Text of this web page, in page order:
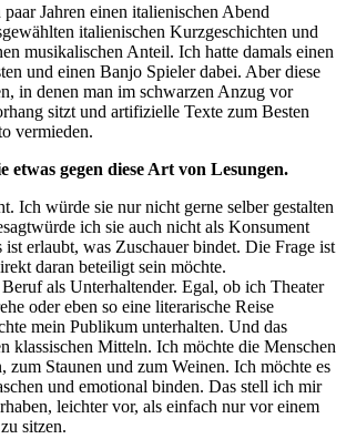
Jahren einen italienischen Abend
italienischen Kurzgeschichten und
musikalischen Anteil. Ich hatte damals einen
und einen Banjo Spieler dabei. Aber diese
in denen man im schwarzen Anzug vor
sitzt und artifizielle Texte zum Besten
vermieden.
etwas gegen diese Art von Lesungen.
Ich würde sie nur nicht gerne selber gestalten
ich sie auch nicht als Konsument
ist erlaubt, was Zuschauer bindet. Die Frage ist
daran beteiligt sein möchte.
als Unterhaltender. Egal, ob ich Theater
oder eben so eine literarische Reise
mein Publikum unterhalten. Und das
klassischen Mitteln. Ich möchte die Menschen
zum Staunen und zum Weinen. Ich möchte es
und emotional binden. Das stell ich mir
leichter vor, als einfach nur vor einem
sitzen.